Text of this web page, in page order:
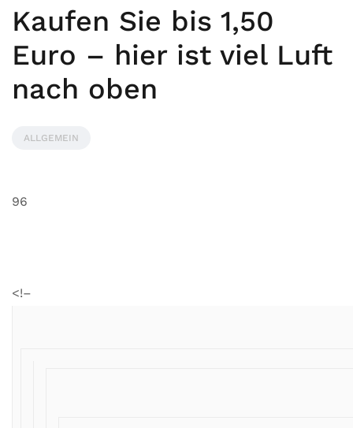
Kaufen Sie bis 1,50
Euro – hier ist viel Luft
nach oben
ALLGEMEIN
96
<!–